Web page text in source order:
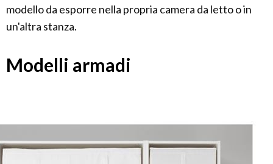
modello da esporre nella propria camera da letto o in
un'altra stanza.
Modelli armadi